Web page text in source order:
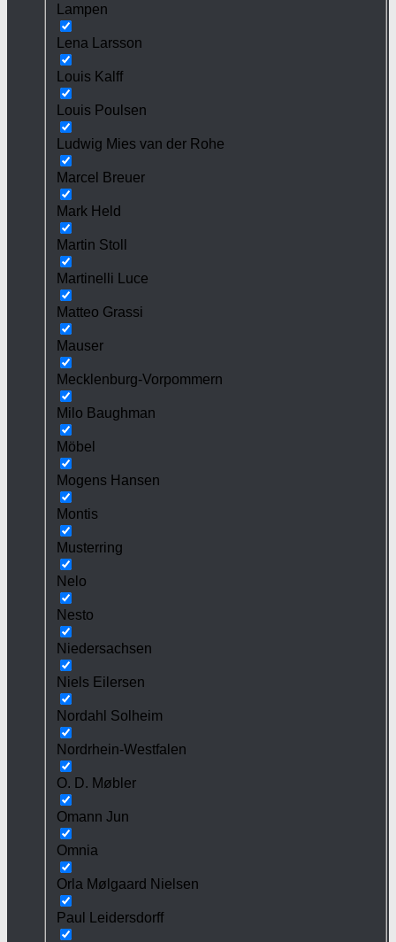
Lampen
Lena Larsson
Louis Kalff
Louis Poulsen
Ludwig Mies van der Rohe
Marcel Breuer
Mark Held
Martin Stoll
Martinelli Luce
Matteo Grassi
Mauser
Mecklenburg-Vorpommern
Milo Baughman
Möbel
Mogens Hansen
Montis
Musterring
Nelo
Nesto
Niedersachsen
Niels Eilersen
Nordahl Solheim
Nordrhein-Westfalen
O. D. Møbler
Omann Jun
Omnia
Orla Mølgaard Nielsen
Paul Leidersdorff